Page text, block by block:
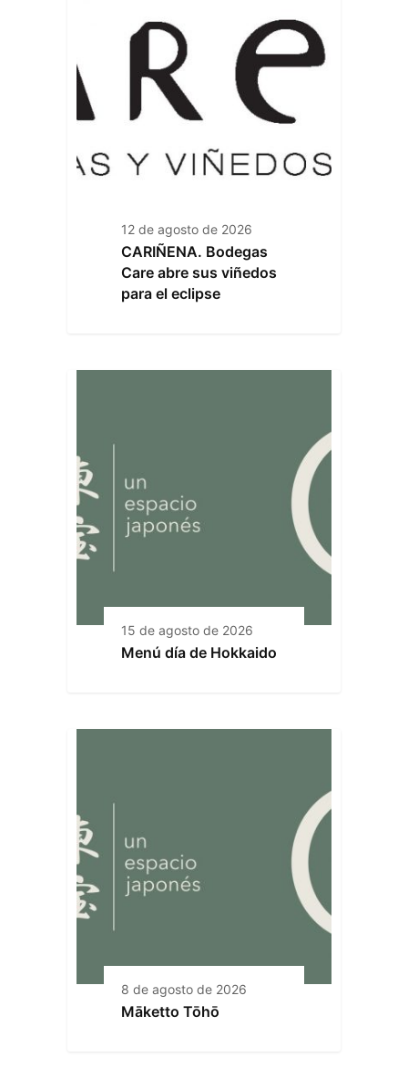
12 de agosto de 2026
CARIÑENA. Bodegas
Care abre sus viñedos
para el eclipse
15 de agosto de 2026
Menú día de Hokkaido
8 de agosto de 2026
Māketto Tōhō